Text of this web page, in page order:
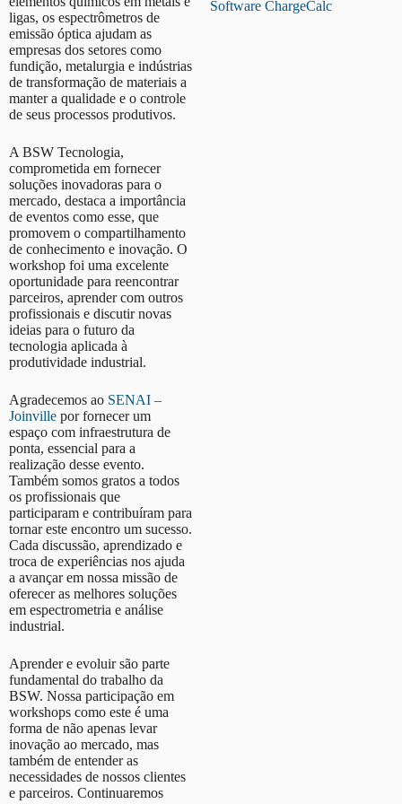
ligas, os espectrômetros de
emissão óptica ajudam as
empresas dos setores como
fundição, metalurgia e indústrias
de transformação de materiais a
manter a qualidade e o controle
de seus processos produtivos.
A BSW Tecnologia,
comprometida em fornecer
soluções inovadoras para o
mercado, destaca a importância
de eventos como esse, que
promovem o compartilhamento
de conhecimento e inovação. O
workshop foi uma excelente
oportunidade para reencontrar
parceiros, aprender com outros
profissionais e discutir novas
ideias para o futuro da
tecnologia aplicada à
produtividade industrial.
Agradecemos ao SENAI –
Joinville por fornecer um
espaço com infraestrutura de
ponta, essencial para a
realização desse evento.
Também somos gratos a todos
os profissionais que
participaram e contribuíram para
tornar este encontro um sucesso.
Cada discussão, aprendizado e
troca de experiências nos ajuda
a avançar em nossa missão de
oferecer as melhores soluções
em espectrometria e análise
industrial.
Aprender e evoluir são parte
fundamental do trabalho da
BSW. Nossa participação em
workshops como este é uma
forma de não apenas levar
inovação ao mercado, mas
também de entender as
necessidades de nossos clientes
e parceiros. Continuaremos
Software ChargeCalc